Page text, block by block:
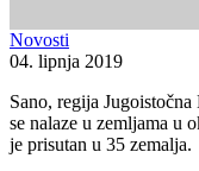
Novosti
04. lipnja 2019
Sano, regija
se nalaze u zemljama u
je prisutan u 35 zemalja.